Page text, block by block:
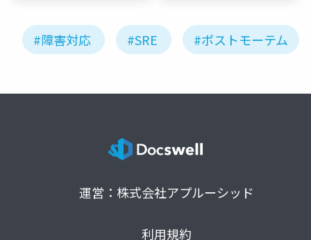
#障害対応 #SRE #ポストモーテム
運営：株式会社アプルーシッド
利用規約